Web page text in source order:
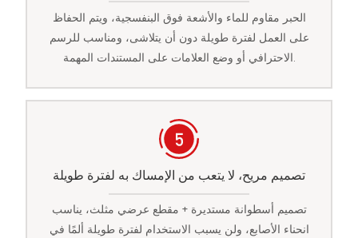
الحبر مقاوم للماء والأشعة فوق البنفسجية، ويتم الحفاظ
على العمل لفترة طويلة دون أن يتلاشى، ومناسب للرسم
تصميم مريح، لا يتعب من الإمساك به لفترة طويلة
تصميم أسطوانة مستديرة + مقطع عرضي مثلث، يناسب
انحناء الأصابع، ولن يسبب الاستخدام لفترة طويلة ألمًا في